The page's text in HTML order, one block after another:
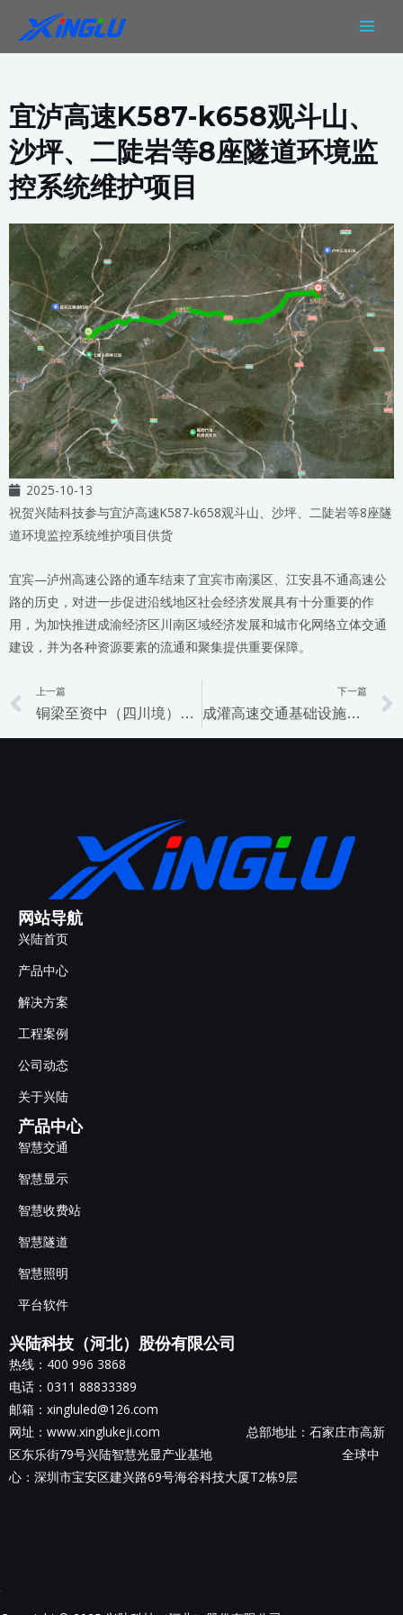
内
宜泸高速K587-k658观斗山、
沙坪、二陡岩等8座隧道环境监
控系统维护项目
2025-10-13
祝贺兴陆科技参与宜泸高速K587-k658观斗山、沙坪、二陡岩等8座隧
道环境监控系统维护项目供货
宜宾—泸州高速公路的通车结束了宜宾市南溪区、江安县不通高速公
路的历史，对进一步促进沿线地区社会经济发展具有十分重要的作
用，为加快推进成渝经济区川南区域经济发展和城市化网络立体交通
建设，并为各种资源要素的流通和聚集提供重要保障。
Prev
上一篇
铜梁至资中（四川境）高速公路项目
下一篇
成灌高速交通基础设施数字化转型升级部分建设任务施工项目
网站导航
兴陆首页
产品中心
解决方案
工程案例
公司动态
关于兴陆
产品中心
智慧交通
智慧显示
智慧收费站
智慧隧道
智慧照明
平台软件
兴陆科技（河北）股份有限公司
热线：400 996 3868
电话：0311 88833389
邮箱：xingluled@126.com
网址：www.xinglukeji.com 总部地址： 石家庄市高新
区东乐街79号兴陆智慧光显产业基地 全球中
心：深圳市宝安区建兴路69号海谷科技大厦T2栋9层